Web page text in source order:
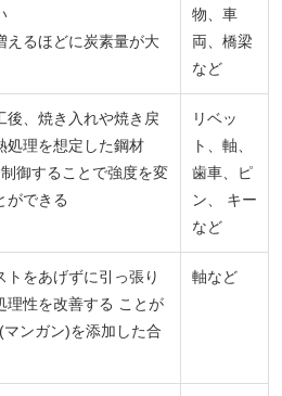
えるほどに炭素量が大
物、車
両、橋梁
など
後、焼き入れや焼き戻
処理を想定した鋼材
制御することで強度を変
ができる
リベッ
ト、軸、
歯車、ピ
ン、 キー
など
トをあげずに引っ張り
理性を改善する ことが
マンガン)を添加した合
軸など